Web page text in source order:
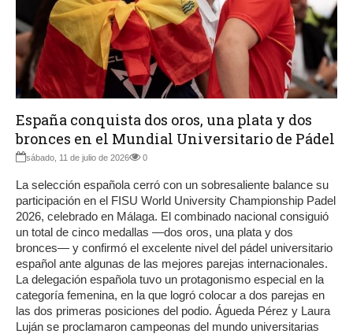
España conquista dos oros, una plata y dos
bronces en el Mundial Universitario de Pádel
sábado, 11 de julio de 2026 0
La selección española cerró con un sobresaliente balance su
participación en el FISU World University Championship Padel
2026, celebrado en Málaga. El combinado nacional consiguió
un total de cinco medallas —dos oros, una plata y dos
bronces— y confirmó el excelente nivel del pádel universitario
español ante algunas de las mejores parejas internacionales.
La delegación española tuvo un protagonismo especial en la
categoría femenina, en la que logró colocar a dos parejas en
las dos primeras posiciones del podio. Águeda Pérez y Laura
Luján se proclamaron campeonas del mundo universitarias